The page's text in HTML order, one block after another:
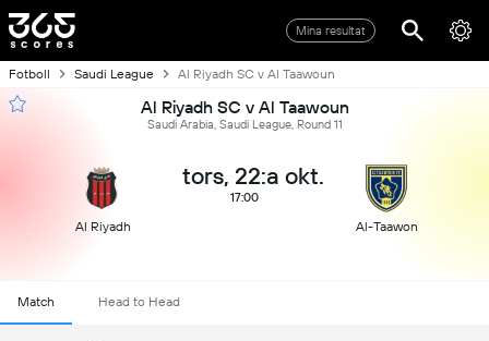
Mina resultat
Fotboll Saudi League Al Riyadh SC v Al Taawoun
Al Riyadh SC v Al Taawoun
Saudi Arabia, Saudi League, Round 11
Al Riyadh
tors, 22:a okt.
17:00
Al-Taawon
Match Head to Head